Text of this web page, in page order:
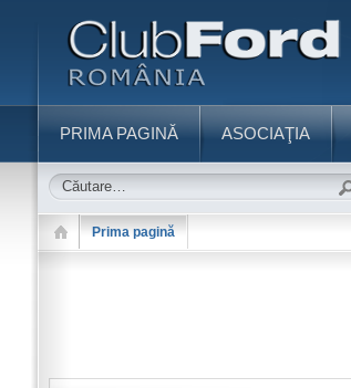
PRIMA PAGINĂ ASOCIAŢIA
Prima pagină